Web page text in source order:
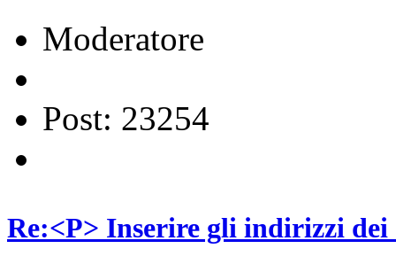
Moderatore
Post: 23254
Re:<P> Inserire gli indirizzi